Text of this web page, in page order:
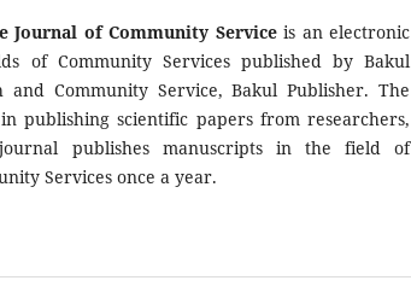
Journal of Community Serviceis an electronic
of Community Services published by Bakul
Community Service, Bakul Publisher. The
publishing scientific papers from researchers,
publishes manuscripts in the field of
Services once a year.